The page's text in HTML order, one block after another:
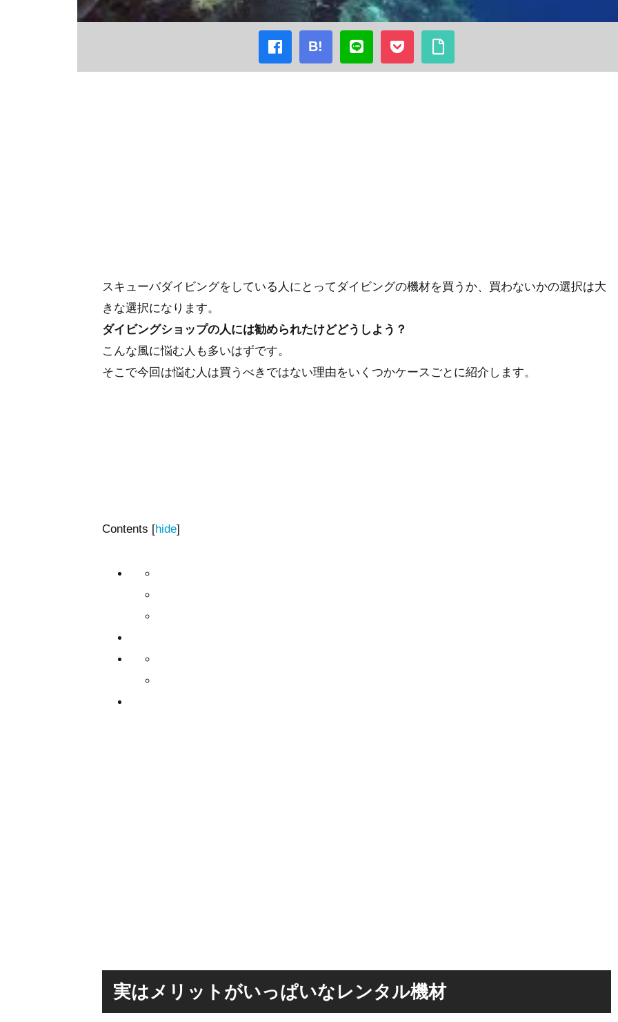
B!
スキューバダイビングをしている人にとってダイビングの機材を買うか、買わないかの選択は大
きな選択になります。
ダイビングショップの人には勧められたけどどうしよう？
こんな風に悩む人も多いはずです。
そこで今回は悩む人は買うべきではない理由をいくつかケースごとに紹介します。
Contents [hide]
実はメリットがいっぱいなレンタル機材